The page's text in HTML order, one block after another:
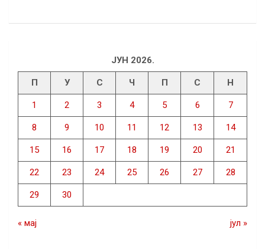
ЈУН 2026.
П У С Ч П С Н
1 2 3 4 5 6 7
8 9 10 11 12 13 14
15 16 17 18 19 20 21
22 23 24 25 26 27 28
29 30
« мај јул »